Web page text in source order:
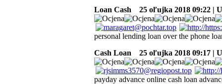
Loan Cash
25 oľujka 2018 09:22 |
personal lending loan over the phone
Cash Loan
25 oľujka 2018 09:17 |
payday advance online cash loan